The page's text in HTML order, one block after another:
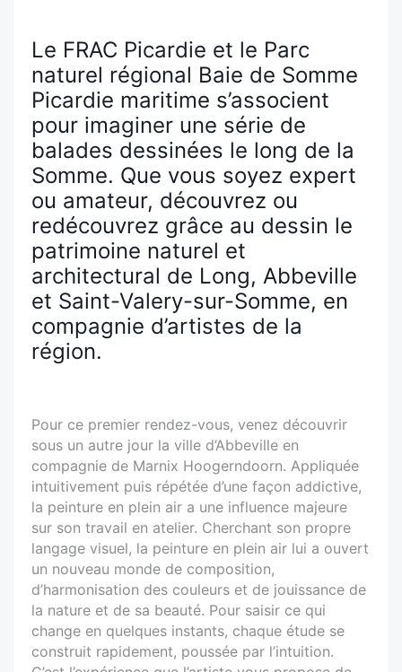
Le FRAC Picardie et le Parc
naturel régional Baie de Somme
Picardie maritime s’associent
pour imaginer une série de
balades dessinées le long de la
Somme. Que vous soyez expert
ou amateur, découvrez ou
redécouvrez grâce au dessin le
patrimoine naturel et
architectural de Long, Abbeville
et Saint-Valery-sur-Somme, en
compagnie d’artistes de la
région.
Pour ce premier rendez-vous, venez découvrir
sous un autre jour la ville d’Abbeville en
compagnie de Marnix Hoogerndoorn. Appliquée
intuitivement puis répétée d’une façon addictive,
la peinture en plein air a une influence majeure
sur son travail en atelier. Cherchant son propre
langage visuel, la peinture en plein air lui a ouvert
un nouveau monde de composition,
d’harmonisation des couleurs et de jouissance de
la nature et de sa beauté. Pour saisir ce qui
change en quelques instants, chaque étude se
construit rapidement, poussée par l’intuition.